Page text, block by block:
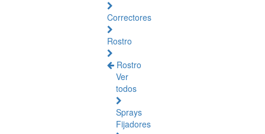
Correctores
Rostro
Rostro
Ver
todos
Sprays
Fijadores